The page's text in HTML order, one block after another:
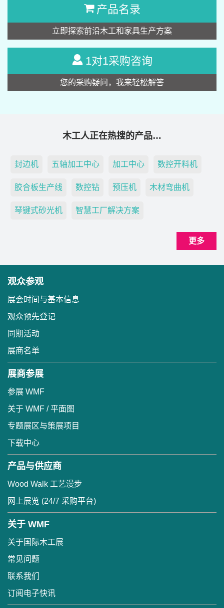
产品名录
立即探索前沿木工和家具生产方案
1对1采购咨询
您的采购疑问，我来轻松解答
木工人正在热搜的产品…
封边机 五轴加工中心 加工中心 数控开料机
胶合板生产线 数控钻 预压机 木材弯曲机
琴键式砂光机 智慧工厂解决方案
更多
观众参观
展会时间与基本信息
观众预先登记
同期活动
展商名单
展商参展
参展 WMF
关于 WMF / 平面图
专题展区与策展项目
下载中心
产品与供应商
Wood Walk 工艺漫步
网上展览 (24/7 采购平台)
关于 WMF
关于国际木工展
常见问题
联系我们
订阅电子快讯